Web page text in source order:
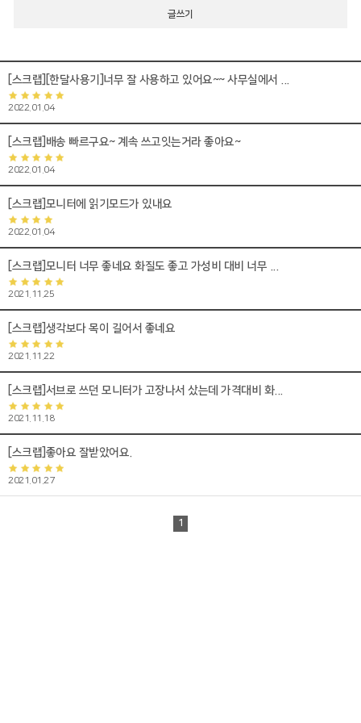
글쓰기
[스크랩][한달사용기]너무 잘 사용하고 있어요~~ 사무실에서 ...
2022.01.04
[스크랩]배송 빠르구요~ 계속 쓰고잇는거라 좋아요~
2022.01.04
[스크랩]모니터에 읽기모드가 있내요
2022.01.04
[스크랩]모니터 너무 좋네요 화질도 좋고 가성비 대비 너무 ...
2021.11.25
[스크랩]생각보다 목이 길어서 좋네요
2021.11.22
[스크랩]서브로 쓰던 모니터가 고장나서 샀는데 가격대비 화...
2021.11.18
[스크랩]좋아요 잘받았어요.
2021.01.27
1